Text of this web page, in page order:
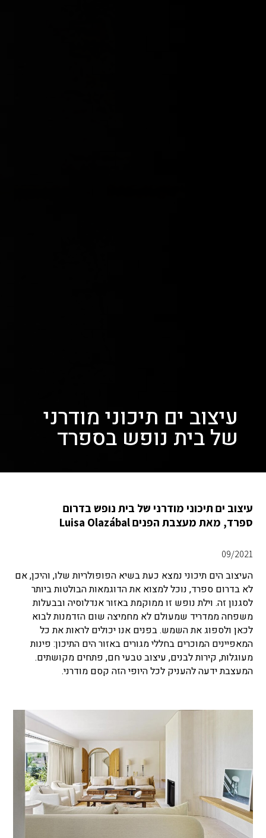
עיצוב ים תיכוני מודרני
של בית נופש בספרד
עיצוב ים תיכוני מודרני של בית נופש בדרום
ספרד, מאת מעצבת הפנים Luisa Olazábal
09/2021
העיצוב הים תיכוני נמצא כעת בשיא הפופולריות שלו, והיכן, אם
לא בדרום ספרד, נוכל למצוא את הדוגמאות הבולטות ביותר
לסגנון זה. וילת נופש זו ממוקמת באזור אנדלוסיה ובבעלות
משפחה ממדריד שמעולם לא מחמיצה שום הזדמנות לבוא
לכאן ולספוג את השמש. בפנים אנו יכולים לראות את כל
המאפיינים המוכרים בחללי מגורים באזור הים התיכון: פינות
מעוגלות, קירות לבנים, עיצוב טבעי חם, פתחים מקושתים.
המעצבת ידעה להעניק לכל היופי הזה קסם מודרני.